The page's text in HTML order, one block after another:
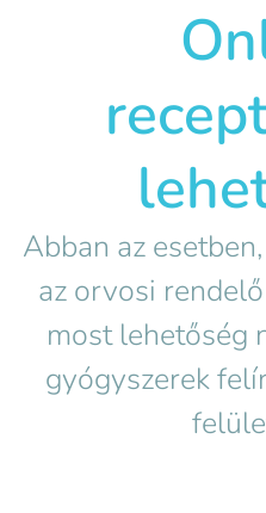
Abban az
az orvosi
most lehetőség
gyógyszerek